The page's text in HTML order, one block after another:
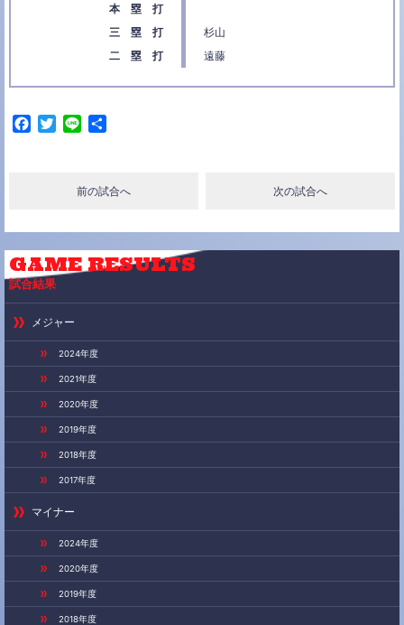
本 塁 打
三 塁 打
杉山
二 塁 打
遠藤
o
k
r
前の試合へ 次の試合へ
GAMERESULTS
試合結果
メジャー
2024年度
2021年度
2020年度
2019年度
2018年度
2017年度
マイナー
2024年度
2020年度
2019年度
2018年度